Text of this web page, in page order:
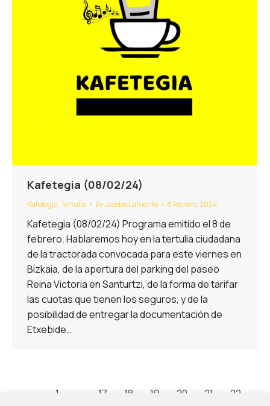
Kafetegia (08/02/24)
Kafetegia,Tertulia ByJoseba Lafuente 8 febrero, 2024
Kafetegia (08/02/24) Programa emitido el 8 de
febrero. Hablaremos hoy en la tertulia ciudadana
de la tractorada convocada para este viernes en
Bizkaia, de la apertura del parking del paseo
Reina Victoria en Santurtzi, de la forma de tarifar
las cuotas que tienen los seguros, y de la
posibilidad de entregar la documentación de
Etxebide…
1 17 18 19 20 21
22